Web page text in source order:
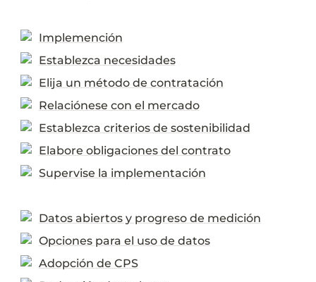
Implemención
Establezca necesidades
Elija un método de contratación
Relaciónese con el mercado
Establezca criterios de sostenibilidad
Elabore obligaciones del contrato
Supervise la implementación
Datos abiertos y progreso de medición
Opciones para el uso de datos
Adopción de CPS